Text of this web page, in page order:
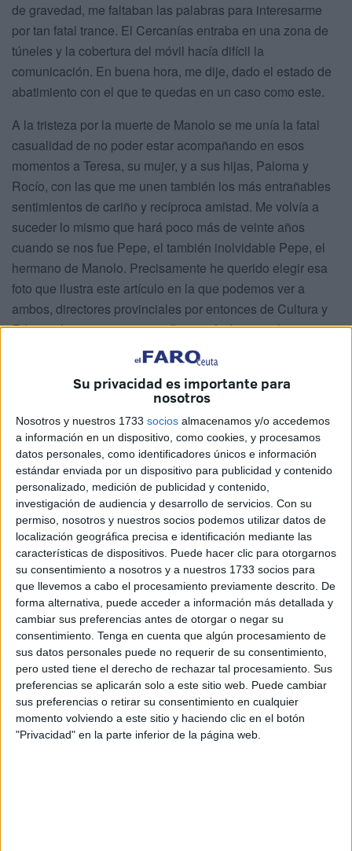
Su privacidad es importante para
nosotros
Nosotros y nuestros 1733 socios almacenamos y/o accedemos
a información en un dispositivo, como cookies, y procesamos
datos personales, como identificadores únicos e información
estándar enviada por un dispositivo para publicidad y contenido
personalizado, medición de publicidad y contenido,
investigación de audiencia y desarrollo de servicios. Con su
permiso, nosotros y nuestros socios podemos utilizar datos de
localización geográfica precisa e identificación mediante las
características de dispositivos. Puede hacer clic para otorgarnos
su consentimiento a nosotros y a nuestros 1733 socios para
que llevemos a cabo el procesamiento previamente descrito. De
forma alternativa, puede acceder a información más detallada y
cambiar sus preferencias antes de otorgar o negar su
consentimiento. Tenga en cuenta que algún procesamiento de
sus datos personales puede no requerir de su consentimiento,
pero usted tiene el derecho de rechazar tal procesamiento. Sus
preferencias se aplicarán solo a este sitio web. Puede cambiar
sus preferencias o retirar su consentimiento en cualquier
momento volviendo a este sitio y haciendo clic en el botón
"Privacidad" en la parte inferior de la página web.
de gravedad, me faltaban las palabras para interesarme
por tan fatal trance. El Cercanías entraba en una zona de
túneles y la cobertura del móvil hacía difícil la
comunicación. En buena hora, me dije, dado el estado de
abatimiento con el que te quedas en un caso como este.
A la tristeza por la muerte de Manolo se me unía la fatal
casualidad de no poder estar acompañando en esos
momentos a Teresa, su mujer, y a sus hijas, Paloma y
Rocío, con las que me unen también los más entrañables
sentimientos de cariño y recíproca amistad. Me volvía a
suceder lo mismo que hará poco más de veinte años
cuando se nos fue Pepe, el también inolvidable Pepe, el
hermano de Manolo. Precisamente he querido elegir esa
foto que ilustra este artículo en la que podemos ver a
ambos, directores provinciales por entonces de Cultura y
Educación, respetivamente, flanqueándome en la
presentación de mi obra ‘Puente de la Almina’, el número 7
de la serie de aquellos magníficos Cuadernos del
Rebellín, una de tantas genialidades de Pepe que
ministerial.
“Mi hermano era ante todo un amigo. Ya sé que entre
hermanos este lazo de amistad no es muy corriente. Pepe
tenía cinco años menos que yo, pero en mi casa, desde
muy pequeño, todos lo veíamos como el hermano
mayor. Quienes lo conocieron, coincidirán en que fue un
hombre ingenioso. De pocas palabras, como mi padre,
cuando el momento lo exigía, pero si contaba alguna cosa,
hacía una crítica o aludía algo relacionado con su oficio de
pintor, sus frases eran fulminantes. Nunca le faltó un
auténtico y puro sentido del humor. Ni siquiera cuando la
muerte lo tenía bien abrazado”,escribía en 2014.
Conocí a ambos en mis inicios en la decana E.A.J. 46,
´Radio Ceuta’. En los bajos del vetusto edificio que
ocupaba la emisora tenía el padre la base de su camión al